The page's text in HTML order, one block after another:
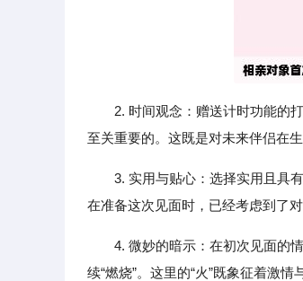
2. 时间观念：赠送计时功能的
至关重要的。这既是对未来伴侣在
3. 实用与贴心：选择实用且具
在准备这次见面时，已经考虑到了
4. 微妙的暗示：在初次见面的
续“燃烧”。这里的“火”既象征着激